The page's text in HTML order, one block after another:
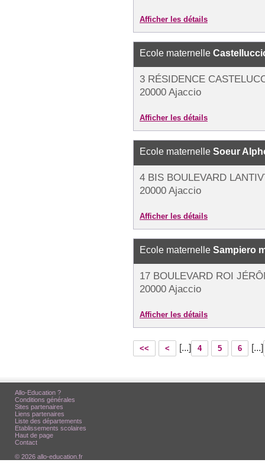
Afficher les détails
Ecole maternelle
3 RÉSIDENCE
20000 Ajaccio
Afficher les détails
Ecole maternelle Soeur
4 BIS BOULEVARD
20000 Ajaccio
Afficher les détails
Ecole maternelle Sampiero
17 BOULEVARD ROI
20000 Ajaccio
Afficher les détails
<< < [...] 4 5 6 [...]
Allo-Education ?
Conditions générales
Sites partenaires
Liens partenaires
Liste des départements
Etablissements scolaires
Haut de page
Contact
© 2026 allo-education.fr